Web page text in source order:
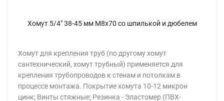
Хомут 5/4" 38-45 мм М8х70 со шпилькой и дюбелем
Хомут для крепления труб (по другому хомут
сантехнический, хомут трубный) применяется для
крепления трубопроводов к стенам и потолкам в
процессе монтажа. Покрытие хомута 10-12 микрон
цинк; Винты стяжные; Резинка - Эластомер (ПВХ-